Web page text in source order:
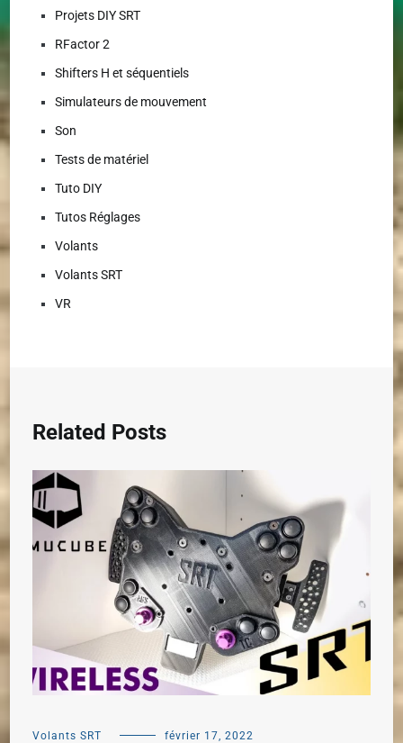
Projets DIY SRT
RFactor 2
Shifters H et séquentiels
Simulateurs de mouvement
Son
Tests de matériel
Tuto DIY
Tutos Réglages
Volants
Volants SRT
VR
Related Posts
Volants SRT février 17, 2022